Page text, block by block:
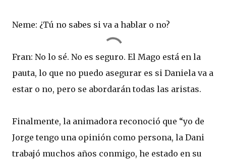
Neme: ¿Tú no sabes si va a hablar o no?
Fran: No lo sé. No es seguro. El Mago está en la
pauta, lo que no puedo asegurar es si Daniela va a
estar o no, pero se abordarán todas las aristas.
Finalmente, la animadora reconoció que “yo de
Jorge tengo una opinión como persona, la Dani
trabajó muchos años conmigo, he estado en su